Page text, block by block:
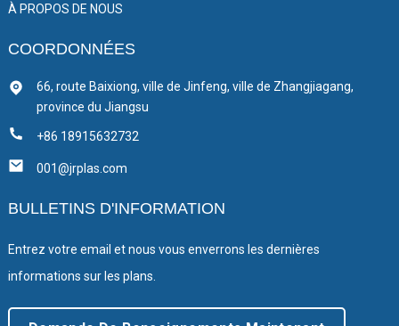
À PROPOS DE NOUS
COORDONNÉES
66, route Baixiong, ville de Jinfeng, ville de Zhangjiagang,
province du Jiangsu
+86 18915632732
001@jrplas.com
BULLETINS D'INFORMATION
Entrez votre email et nous vous enverrons les dernières
informations sur les plans.